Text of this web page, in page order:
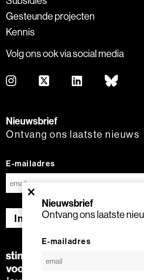
×
Nieuwsbrief
Ontvang ons laatste
E-mailadres
Gesteunde projecten
Kennis
Volg ons ook via social media
Nieuwsbrief
Ontvang ons laatste nieuws
E-mailadres
Inschrijven